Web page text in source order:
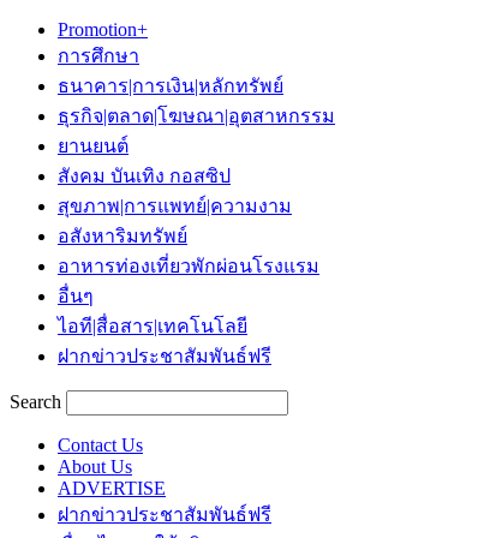
Promotion+
การศึกษา
ธนาคาร|การเงิน|หลักทรัพย์
ธุรกิจ|ตลาด|โฆษณา|อุตสาหกรรม
ยานยนต์
สังคม บันเทิง กอสซิป
สุขภาพ|การแพทย์|ความงาม
อสังหาริมทรัพย์
อาหารท่องเที่ยวพักผ่อนโรงแรม
อื่นๆ
ไอที|สื่อสาร|เทคโนโลยี
ฝากข่าวประชาสัมพันธ์ฟรี
Search
Contact Us
About Us
ADVERTISE
ฝากข่าวประชาสัมพันธ์ฟรี